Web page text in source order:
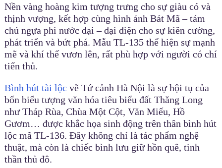
Nền vàng hoàng kim tượng trưng cho sự giàu có và
thịnh vượng, kết hợp cùng hình ảnh Bát Mã – tám
chú ngựa phi nước đại – đại diện cho sự kiên cường,
phát triển và bứt phá. Mẫu TL-135 thể hiện sự mạnh
mẽ và khí thế vươn lên, rất phù hợp với người có chí
tiến thủ.
Bình hút tài lộc vẽ Tứ cảnh Hà Nội là sự hội tụ của
bốn biểu tượng văn hóa tiêu biểu đất Thăng Long
như Tháp Rùa, Chùa Một Cột, Văn Miếu, Hồ
Gươm… được khắc họa sinh động trên thân bình hút
lộc mã TL-136. Đây không chỉ là tác phẩm nghệ
thuật, mà còn là chiếc bình lưu giữ hồn quê, tinh
thần thủ đô.